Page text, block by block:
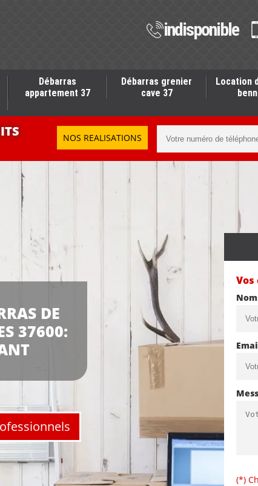
indisponible
Débarras
appartement 37
Débarras grenier
cave 37
Location
NOS REALISATIONS
DE
37600:
Vos
(*)